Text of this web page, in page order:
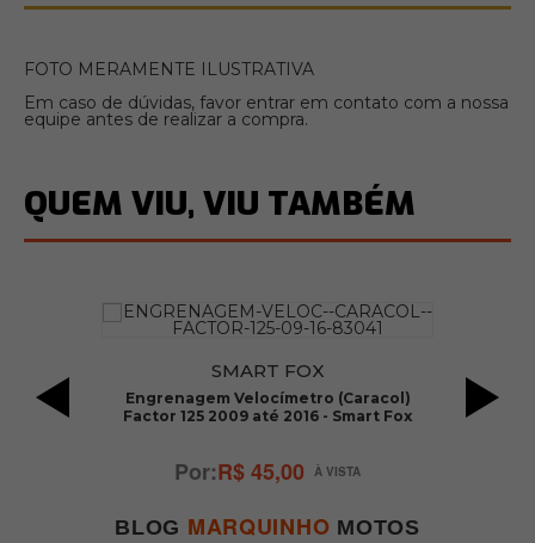
FOTO MERAMENTE ILUSTRATIVA
Em caso de dúvidas, favor entrar em contato com a nossa
equipe antes de realizar a compra.
QUEM VIU, VIU TAMBÉM
SMART FOX
Engrenagem Velocímetro (Caracol)
Factor 125 2009 até 2016 - Smart Fox
R$ 45,00
BLOG MARQUINHO MOTOS